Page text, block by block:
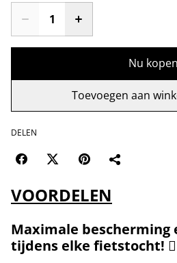
Nu kopen
Toevoegen aan
DELEN
VOORDELEN
Maximale bescherming
tijdens elke fietstocht!